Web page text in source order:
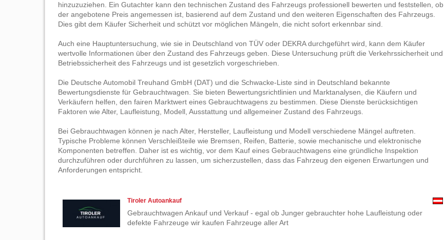
hinzuzuziehen. Ein Gutachter kann den technischen Zustand des Fahrzeugs professionell bewerten und feststellen, ob
der angebotene Preis angemessen ist, basierend auf dem Zustand und den weiteren Eigenschaften des Fahrzeugs.
Dies gibt dem Käufer Sicherheit und schützt vor möglichen Mängeln, die nicht sofort erkennbar sind.
Auch eine Hauptuntersuchung, wie sie in Deutschland von TÜV oder DEKRA durchgeführt wird, kann dem Käufer
wertvolle Informationen über den Zustand des Fahrzeugs geben. Diese Untersuchung prüft die Verkehrssicherheit und
Betriebssicherheit des Fahrzeugs und ist gesetzlich vorgeschrieben.
Die Deutsche Automobil Treuhand GmbH (DAT) und die Schwacke-Liste sind in Deutschland bekannte
Bewertungsdienste für Gebrauchtwagen. Sie bieten Bewertungsrichtlinien und Marktanalysen, die Käufern und
Verkäufern helfen, den fairen Marktwert eines Gebrauchtwagens zu bestimmen. Diese Dienste berücksichtigen
Faktoren wie Alter, Laufleistung, Modell, Ausstattung und allgemeiner Zustand des Fahrzeugs.
Bei Gebrauchtwagen können je nach Alter, Hersteller, Laufleistung und Modell verschiedene Mängel auftreten.
Typische Probleme können Verschleißteile wie Bremsen, Reifen, Batterie, sowie mechanische und elektronische
Komponenten betreffen. Daher ist es wichtig, vor dem Kauf eines Gebrauchtwagens eine gründliche Inspektion
durchzuführen oder durchführen zu lassen, um sicherzustellen, dass das Fahrzeug den eigenen Erwartungen und
Anforderungen entspricht.
Tiroler Autoankauf
Gebrauchtwagen Ankauf und Verkauf - egal ob Junger gebrauchter hohe Laufleistung oder
defekte Fahrzeuge wir kaufen Fahrzeuge aller Art